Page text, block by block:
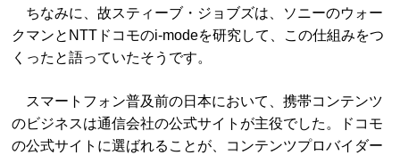
ちなみに、故スティーブ・ジョブズは、ソニーのウォー
クマンとNTTドコモのi-modeを研究して、この仕組みをつ
くったと語っていたそうです。
スマートフォン普及前の日本において、携帯コンテンツ
のビジネスは通信会社の公式サイトが主役でした。ドコモ
の公式サイトに選ばれることが、コンテンツプロバイダー